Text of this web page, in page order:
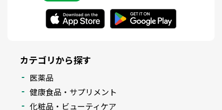
カテゴリから探す
医薬品
健康食品・サプリメント
化粧品・ビューティケア